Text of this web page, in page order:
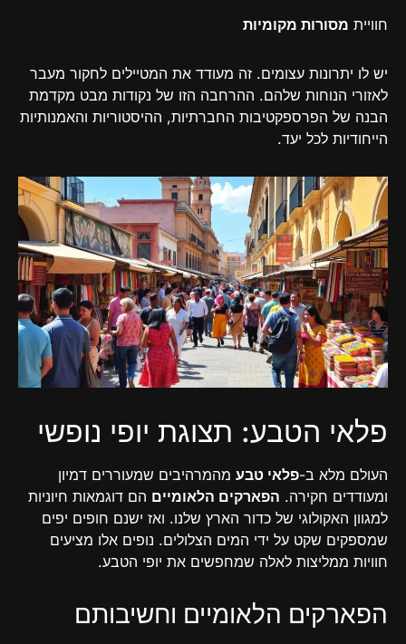
חוויית מסורות מקומיות
יש לו יתרונות עצומים. זה מעודד את המטיילים לחקור מעבר
לאזורי הנוחות שלהם. ההרחבה הזו של נקודות מבט מקדמת
הבנה של הפרספקטיבות החברתיות, ההיסטוריות והאמנותיות
הייחודיות לכל יעד.
פלאי הטבע: תצוגת יופי נופשי
העולם מלא ב-פלאי טבע מהמרהיבים שמעוררים דמיון
ומעודדים חקירה. הפארקים הלאומיים הם דוגמאות חיוניות
למגוון האקולוגי של כדור הארץ שלנו. ואז ישנם חופים יפים
שמספקים שקט על ידי המים הצלולים. נופים אלו מציעים
חוויות ממליצות לאלה שמחפשים את יופי הטבע.
הפארקים הלאומיים וחשיבותם